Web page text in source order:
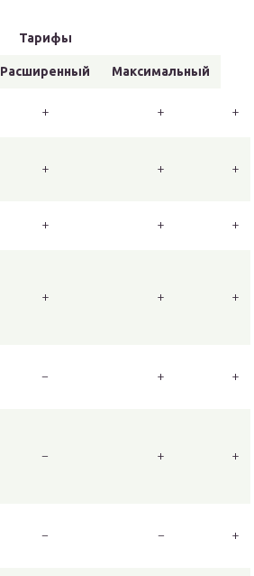
Тарифы
Расширенный Максимальный
+ + +
+ + +
+ + +
+ + +
− + +
− + +
− − +